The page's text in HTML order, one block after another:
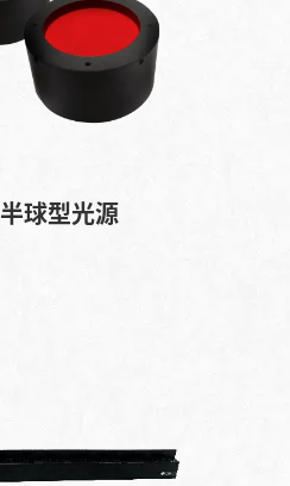
半球型光源